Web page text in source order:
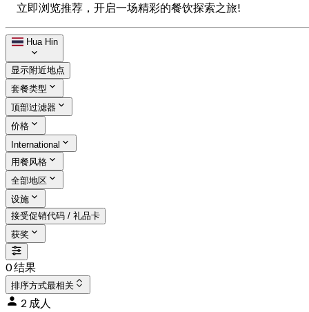
立即浏览推荐，开启一场精彩的餐饮探索之旅!
Hua Hin
显示附近地点
套餐类型
顶部过滤器
价格
International
用餐风格
全部地区
设施
接受促销代码 / 礼品卡
获奖
0 结果
排序方式最相关
2 成人